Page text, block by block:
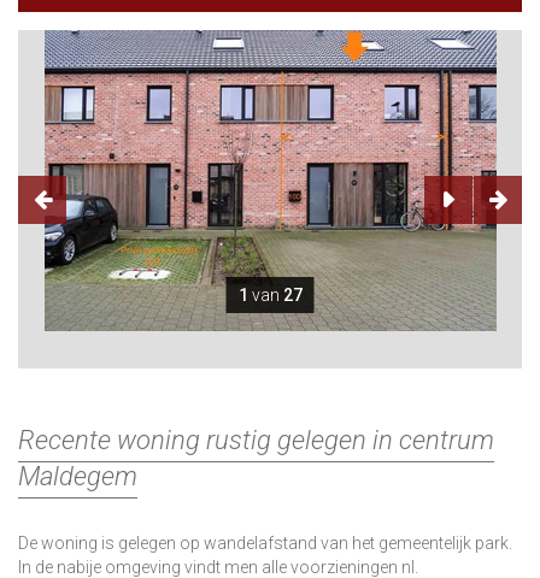
1 van 27
Recente woning rustig gelegen in centrum
Maldegem
De woning is gelegen op wandelafstand van het gemeentelijk park.
In de nabije omgeving vindt men alle voorzieningen nl.